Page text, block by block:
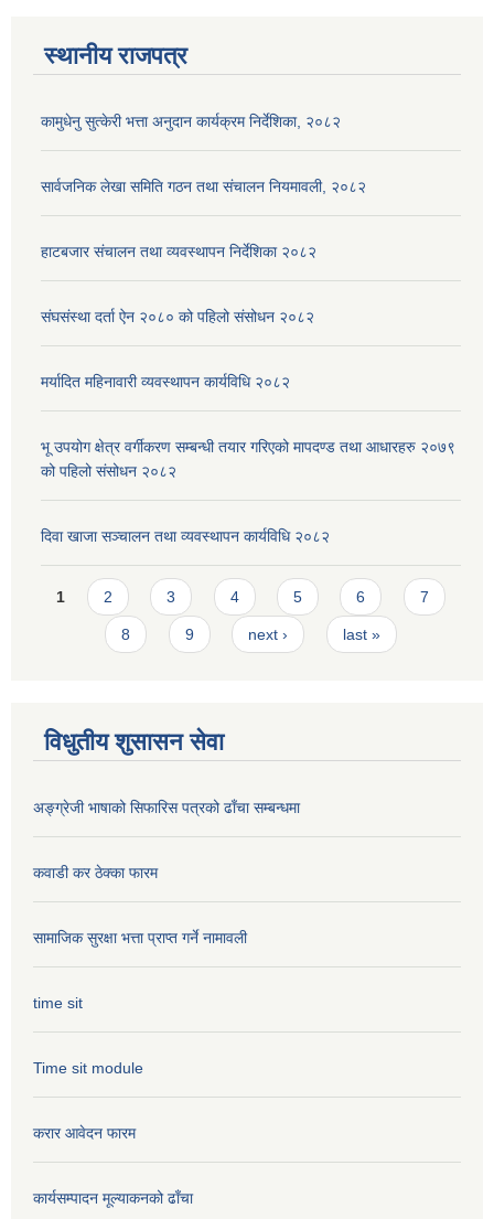
स्थानीय राजपत्र
कामुधेनु सुत्केरी भत्ता अनुदान कार्यक्रम निर्देशिका, २०८२
सार्वजनिक लेखा समिति गठन तथा संचालन नियमावली, २०८२
हाटबजार संचालन तथा व्यवस्थापन निर्देशिका २०८२
संघसंस्था दर्ता ऐन २०८० को पहिलो संसोधन २०८२
मर्यादित महिनावारी व्यवस्थापन कार्यविधि २०८२
भू उपयोग क्षेत्र वर्गीकरण सम्बन्धी तयार गरिएको मापदण्ड तथा आधारहरु २०७९
को पहिलो संसोधन २०८२
दिवा खाजा सञ्चालन तथा व्यवस्थापन कार्यविधि २०८२
Pages
1 2 3 4 5 6 7
8 9 next › last »
विधुतीय शुसासन सेवा
अङ्ग्रेजी भाषाको सिफारिस पत्रको ढाँचा सम्बन्धमा
कवाडी कर ठेक्का फारम
सामाजिक सुरक्षा भत्ता प्राप्त गर्ने नामावली
time sit
Time sit module
करार आवेदन फारम
कार्यसम्पादन मूल्या‌कनको ढाँचा